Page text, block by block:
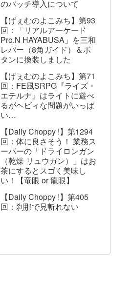
のパッチ導入について
【げぇむのよこみち】第93
回：「リアルアーケード
Pro.N HAYABUSA」を三和
レバー（8角ガイド）＆ボ
タンに換装しました
【げぇむのよこみち】第71
回：FE風SRPG『ライズ・
エテルナ』はライトに遊べ
るがヘビィな問題がいっぱ
い…
【Daily Choppy !】第1294
回：体に良さそう！ 業務ス
ーパーの「ドライロンガン
（乾燥 リュウガン）」はお
茶にするとスゴく美味し
い！【竜眼 or 龍眼】
【Daily Choppy !】第405
回：刹那で見斬れない